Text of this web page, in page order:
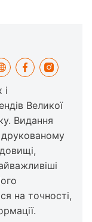
Великої
Видання
на точності,